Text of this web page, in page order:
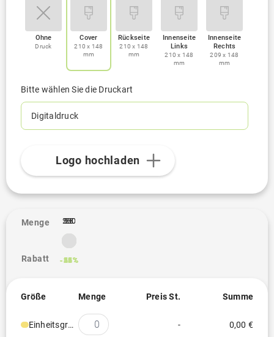
Ohne
Druck
Cover
210 x 148
mm
Rückseite
210 x 148
mm
Innenseite
Links
210 x 148
mm
Innenseite
Rechts
209 x 148
mm
Bitte wählen Sie die Druckart
Digitaldruck
Logo hochladen
Menge
Rabatt
10
25
-21%
50
-25%
100
-45%
250
-52%
500
-56%
1K
-58%
Größe Menge Preis St. Summe
Einheitsgröße - 0,00 €